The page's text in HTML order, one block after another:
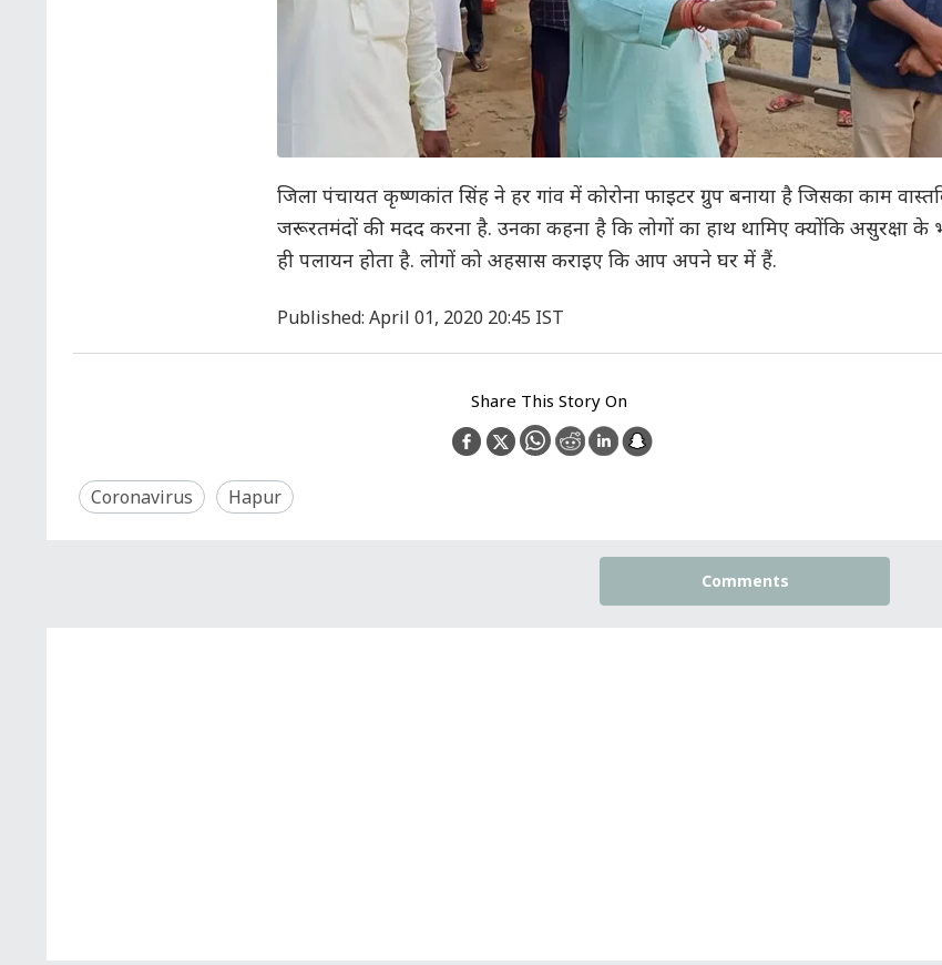
जिला पंचायत कृष्णकांत सिंह ने हर गांव में कोरोना फाइटर ग्रुप बनाया है जिसका काम
जरूरतमंदों की मदद करना है. उनका कहना है कि लोगों का हाथ थामिए क्योंकि असुरक्षा के
ही पलायन होता है. लोगों को अहसास कराइए कि आप अपने घर में हैं.
Published: April 01, 2020 20:45 IST
Share This Story On
Coronavirus Hapur
Comments